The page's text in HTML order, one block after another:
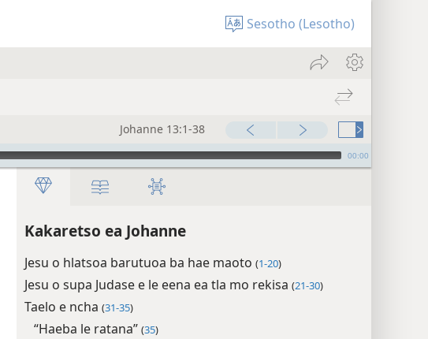
Sesotho (Lesotho)
Johanne 13:1-38
00:00
Kakaretso ea Johanne
Jesu o hlatsoa barutuoa ba hae maoto (1-20)
Jesu o supa Judase e le eena ea tla mo rekisa (21-30)
Taelo e ncha (31-35)
“Haeba le ratana” (35)